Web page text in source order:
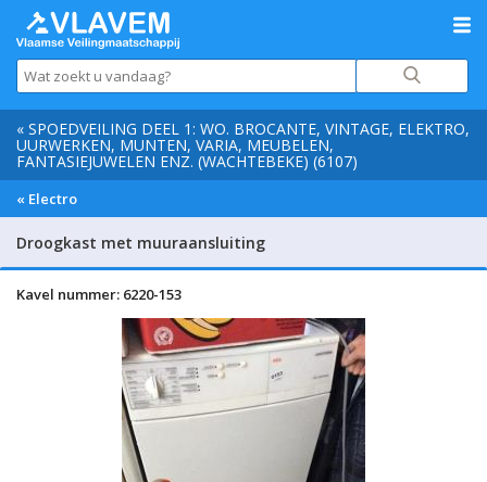
« SPOEDVEILING DEEL 1: WO. BROCANTE, VINTAGE, ELEKTRO,
UURWERKEN, MUNTEN, VARIA, MEUBELEN,
FANTASIEJUWELEN ENZ. (WACHTEBEKE) (6107)
« Electro
Droogkast met muuraansluiting
Kavel nummer: 6220-153